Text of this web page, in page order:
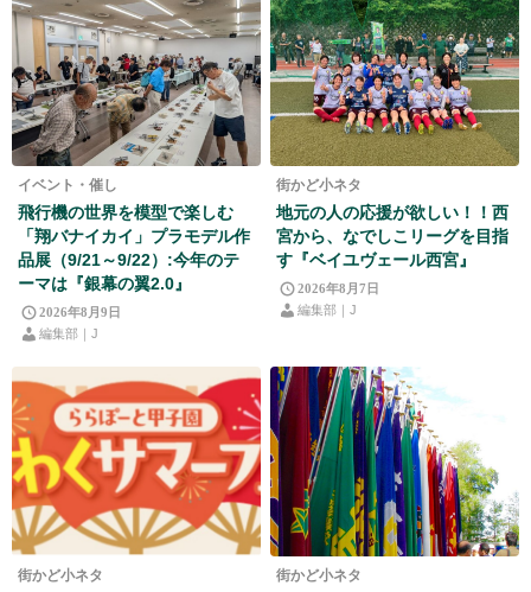
イベント・催し
飛行機の世界を模型で楽しむ
「翔バナイカイ」プラモデル作
品展（9/21～9/22）:今年のテ
ーマは『銀幕の翼2.0』
2026年8月9日
編集部｜J
街かど小ネタ
地元の人の応援が欲しい！！西
宮から、なでしこリーグを目指
す『ベイユヴェール西宮』
2026年8月7日
編集部｜J
街かど小ネタ 街かど小ネタ